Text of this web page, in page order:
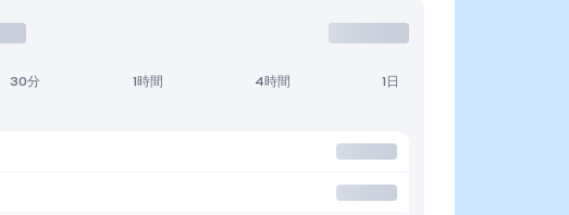
30分 1時間 4時間 1日